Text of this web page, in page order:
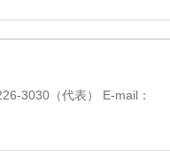
3030（代表） E-mail：